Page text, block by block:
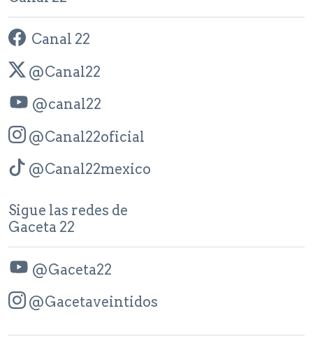
Canal 22
@Canal22
@canal22
@Canal22oficial
@Canal22mexico
Sigue las redes de
Gaceta 22
@Gaceta22
@Gacetaveintidos